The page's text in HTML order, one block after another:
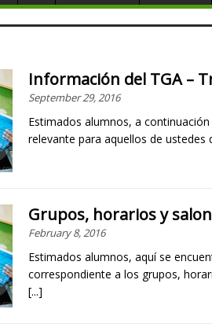
Información del TGA –
September 29, 2016
Estimados alumnos, a
relevante para aquellos de ustedes
Grupos, horarios y
February 8, 2016
Estimados alumnos, aquí se
correspondiente a los grupos,
[...]